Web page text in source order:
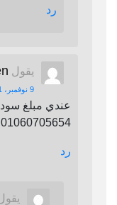
رد
يقول
9 نوفمبر، 2021 الساعة 7:57 م
عندي مبلغ
01060705654
رد